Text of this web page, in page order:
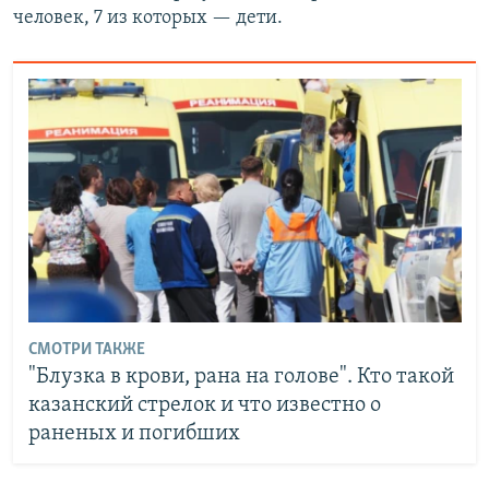
человек, 7 из которых — дети.
СМОТРИ ТАКЖЕ
"Блузка в крови, рана на голове". Кто такой
казанский стрелок и что известно о
раненых и погибших